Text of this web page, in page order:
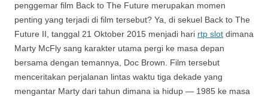
penggemar film Back to The Future merupakan momen
penting yang terjadi di film tersebut? Ya, di sekuel Back to The
Future II, tanggal 21 Oktober 2015 menjadi hari rtp slot dimana
Marty McFly sang karakter utama pergi ke masa depan
bersama dengan temannya, Doc Brown. Film tersebut
menceritakan perjalanan lintas waktu tiga dekade yang
mengantar Marty dari tahun dimana ia hidup — 1985 ke masa